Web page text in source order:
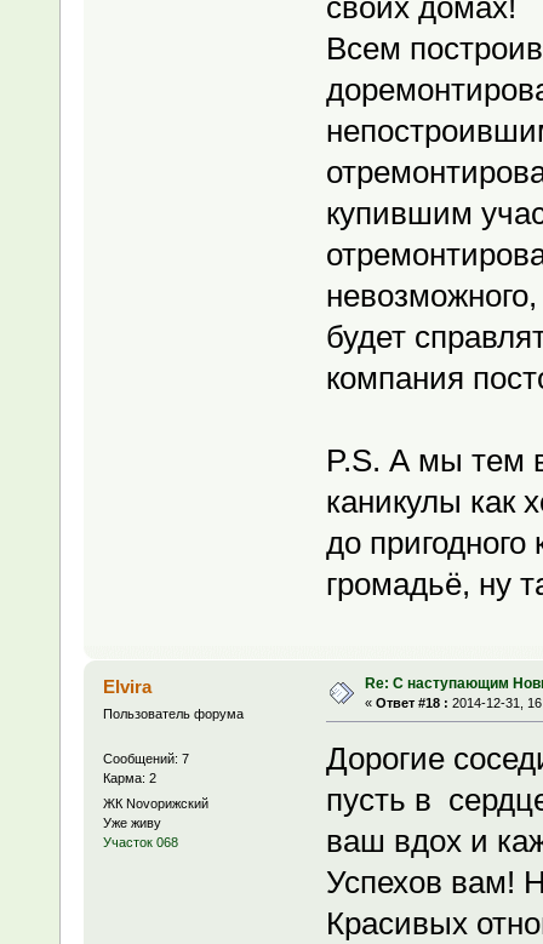
Всем
купившим
будет
компания
P.S. А мы тем
каникулы как
до
громадьё, ну
Elvira
Пользователь форума
Сообщений: 7
Карма: 2
ЖК Novoрижский
Уже живу
Участок 068
Re: С наступающим
« Ответ #18 : 2014-12-31,
Дорогие
пусть в
ваш вдох и
Успехов вам!
Красивых